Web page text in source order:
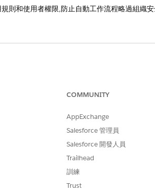
則和使用者權限,防止自動工作流程略過組織安
COMMUNITY
AppExchange
Salesforce 管理員
Salesforce 開發人員
Trailhead
訓練
Trust